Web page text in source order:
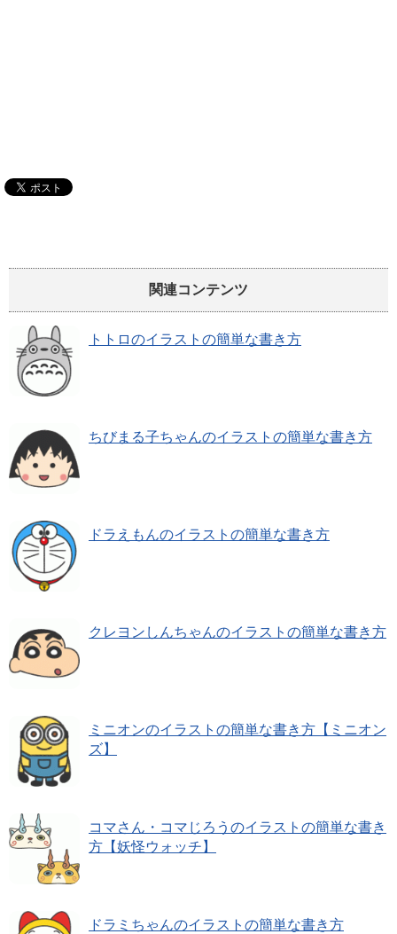
関連コンテンツ
トトロのイラストの簡単な書き方
ちびまる子ちゃんのイラストの簡単な書き方
ドラえもんのイラストの簡単な書き方
クレヨンしんちゃんのイラストの簡単な書き方
ミニオンのイラストの簡単な書き方【ミニオン
ズ】
コマさん・コマじろうのイラストの簡単な書き
方【妖怪ウォッチ】
ドラミちゃんのイラストの簡単な書き方